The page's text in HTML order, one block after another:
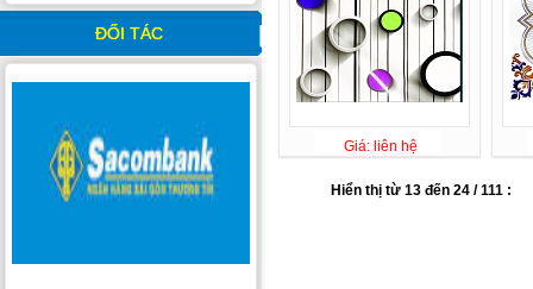
ĐỐI TÁC
Giá: liên hệ
Hiển thị từ 13 đến 24 / 111 :